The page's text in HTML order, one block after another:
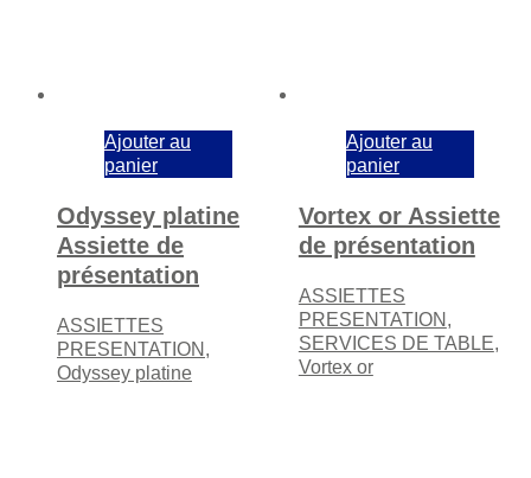
Ajouter au
panier
Odyssey platine
Assiette de
présentation
ASSIETTES
PRESENTATION ,
Odyssey platine
Ajouter au
panier
Vortex or Assiette
de présentation
ASSIETTES
PRESENTATION ,
SERVICES DE TABLE,
Vortex or